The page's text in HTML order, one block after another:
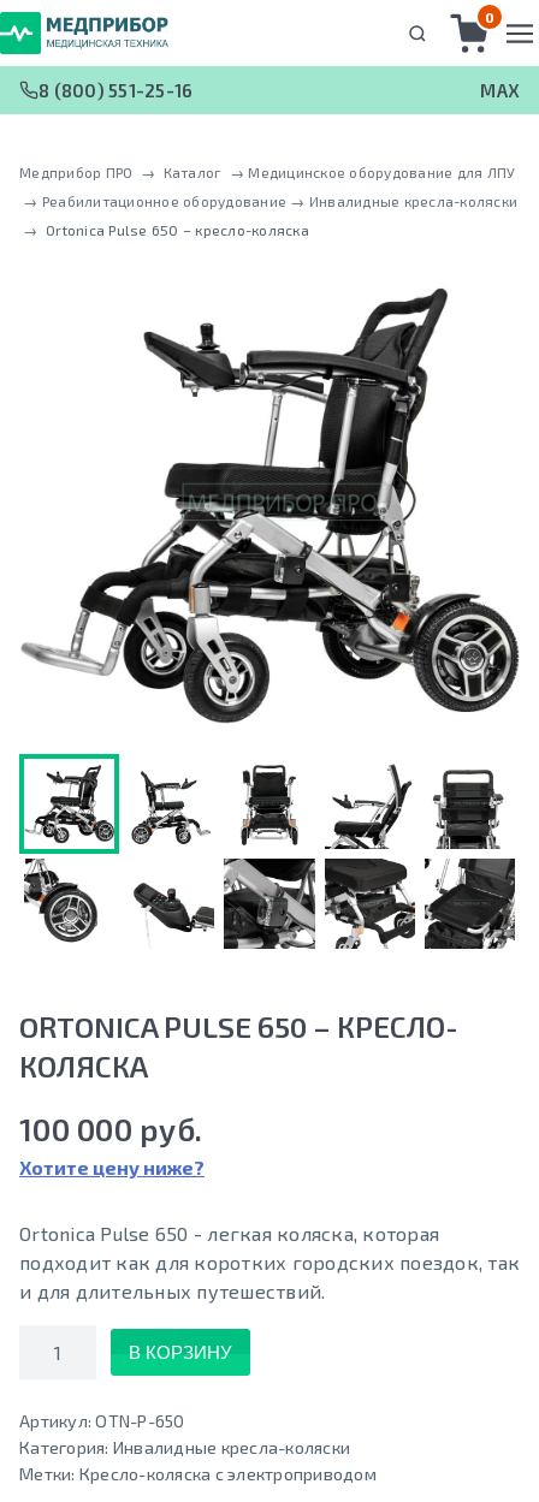
0
8 (800) 551-25-16 MAX
Медприбор ПРО → Каталог → Медицинское оборудование для ЛПУ
→ Реабилитационное оборудование → Инвалидные кресла-коляски
→
Ortonica Pulse 650 – кресло-коляска
ORTONICA PULSE 650 – КРЕСЛО-
КОЛЯСКА
100 000 руб.
Хотите цену ниже?
Ortonica Pulse 650 - легкая коляска, которая
подходит как для коротких городских поездок, так
и для длительных путешествий.
Количество
В КОРЗИНУ
Артикул:OTN-P-650
Категория: Инвалидные кресла-коляски
Метки: Кресло-коляска с электроприводом